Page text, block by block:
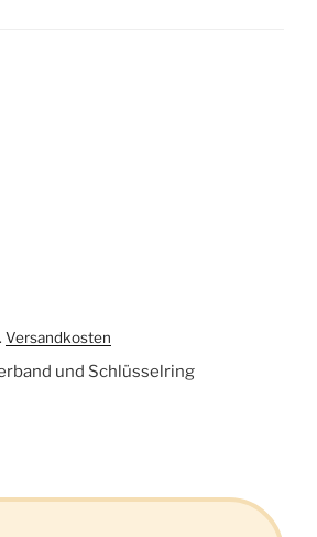
Versandkosten
und Schlüsselring